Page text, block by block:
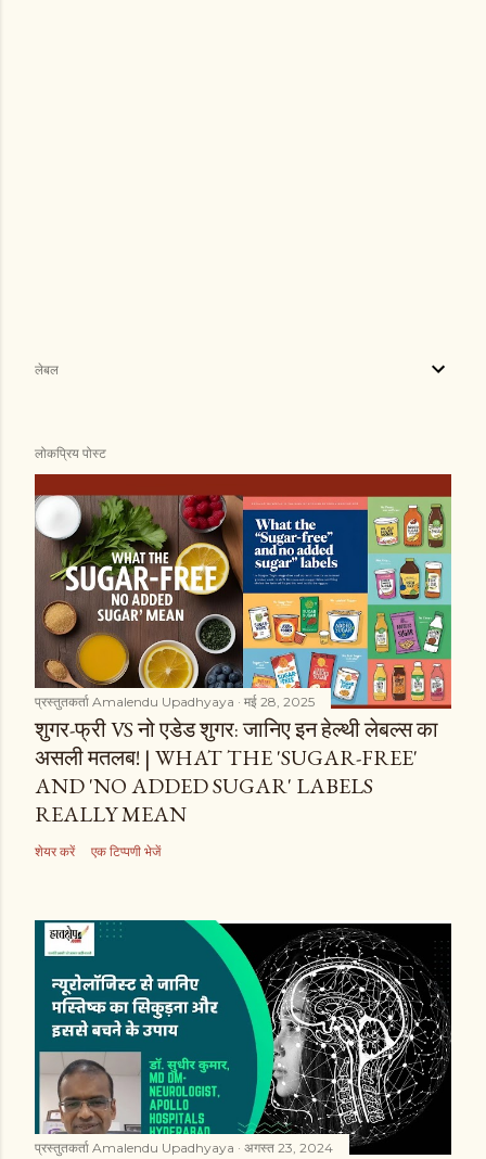
लेबल
लोकप्रिय पोस्ट
प्रस्तुतकर्ता Amalendu Upadhyaya मई 28, 2025
शुगर-फ्री VS नो एडेड शुगर: जानिए इन हेल्थी लेबल्स का
असली मतलब! | WHAT THE 'SUGAR-FREE'
AND 'NO ADDED SUGAR' LABELS
REALLY MEAN
शेयर करें एक टिप्पणी भेजें
प्रस्तुतकर्ता Amalendu Upadhyaya अगस्त 23, 2024